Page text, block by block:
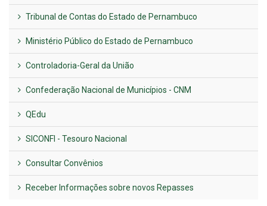
Tribunal de Contas do Estado de Pernambuco
Ministério Público do Estado de Pernambuco
Controladoria-Geral da União
Confederação Nacional de Municípios - CNM
QEdu
SICONFI - Tesouro Nacional
Consultar Convênios
Receber Informações sobre novos Repasses